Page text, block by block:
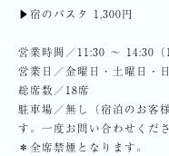
▶︎宿のパスタ 1,300円
営業時間／11:30 〜 14:30（
営業日／金曜日・土曜日・
総席数／18席
駐車場／無し（宿泊のお客
す。一度お問い合わせくださ
＊全席禁煙となります。